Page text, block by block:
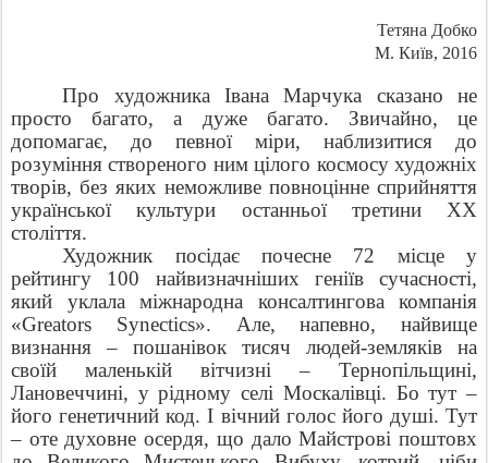
Тетяна Добко
М. Київ, 2016
Про художника Івана Марчука сказано не
просто багато, а дуже багато. Звичайно, це
допомагає, до певної міри, наблизитися до
розуміння створеного ним цілого космосу художніх
творів, без яких неможливе повноцінне сприйняття
української культури останньої третини XX
століття.
Художник посідає почесне 72 місце у
рейтингу 100 найвизначніших геніїв сучасності,
який уклала міжнародна консалтингова компанія
«Greators Synectics». Але, напевно, найвище
визнання – пошанівок тисяч людей-земляків на
своїй маленькій вітчизні – Тернопільщині,
Лановеччині, у рідному селі Москалівці. Бо тут –
його генетичний код. І вічний голос його душі. Тут
– оте духовне осердя, що дало Майстрові поштовх